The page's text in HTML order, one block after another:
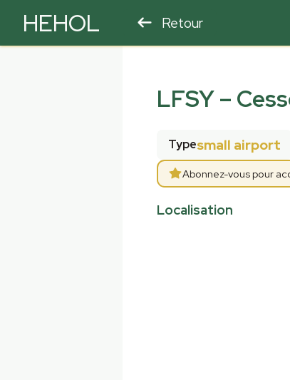
HEHOL Retour
LFSY–
Typesmall airport
Abonnez-vous pour
Localisation